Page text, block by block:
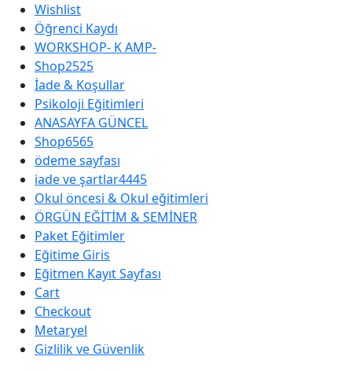
Wishlist
Öğrenci Kaydı
WORKSHOP- K AMP-
Shop2525
İade & Koşullar
Psikoloji Eğitimleri
ANASAYFA GÜNCEL
Shop6565
ödeme sayfası
iade ve şartlar4445
Okul öncesi & Okul eğitimleri
ÖRGÜN EĞİTİM & SEMİNER
Paket Eğitimler
Eğitime Giris
Eğitmen Kayıt Sayfası
Cart
Checkout
Metaryel
Gizlilik ve Güvenlik